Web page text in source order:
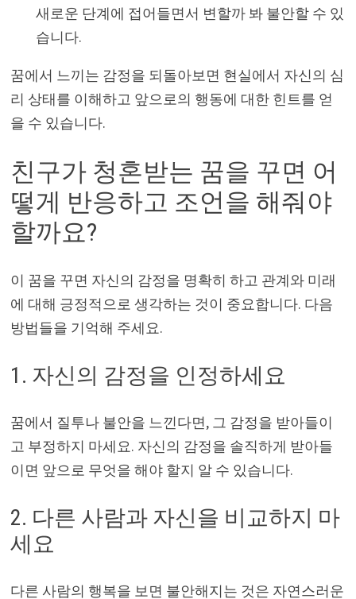
새로운 단계에 접어들면서 변할까 봐 불안할 수 있
습니다.
꿈에서 느끼는 감정을 되돌아보면 현실에서 자신의 심
리 상태를 이해하고 앞으로의 행동에 대한 힌트를 얻
을 수 있습니다.
친구가 청혼받는 꿈을 꾸면 어
떻게 반응하고 조언을 해줘야
할까요?
이 꿈을 꾸면 자신의 감정을 명확히 하고 관계와 미래
에 대해 긍정적으로 생각하는 것이 중요합니다. 다음
방법들을 기억해 주세요.
1. 자신의 감정을 인정하세요
꿈에서 질투나 불안을 느낀다면, 그 감정을 받아들이
고 부정하지 마세요. 자신의 감정을 솔직하게 받아들
이면 앞으로 무엇을 해야 할지 알 수 있습니다.
2. 다른 사람과 자신을 비교하지 마
세요
다른 사람의 행복을 보면 불안해지는 것은 자연스러운